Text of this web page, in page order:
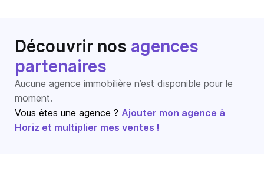
Découvrir nos agences
partenaires
Aucune agence immobilière n’est disponible pour le
moment.
Vous êtes une agence ? Ajouter mon agence à
Horiz et multiplier mes ventes !